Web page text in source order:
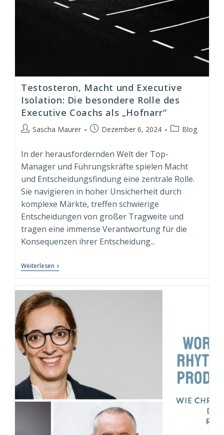
Testosteron, Macht und Executive
Isolation: Die besondere Rolle des
Executive Coachs als „Hofnarr“
Beitrags-
Sascha Maurer
BeitragDezember 6, 2024
Beitrags-
Blog
In der herausfordernden Welt der Top-
Manager und Führungskräfte spielen Macht
und Entscheidungsfindung eine zentrale Rolle.
Sie navigieren in hoher Unsicherheit durch
komplexe Märkte, treffen schwierige
Entscheidungen von großer Tragweite und
tragen eine immense Verantwortung für die
Konsequenzen ihrer Entscheidung...
Weiterlesen Testosteron,
Macht
Executive
Isolation:
Die
Besondere
Rolle
Des
Executive
Coachs
Als
„Hofnarr“